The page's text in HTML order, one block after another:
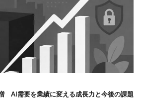
AI需要を業績に変える成長力と今後の課題